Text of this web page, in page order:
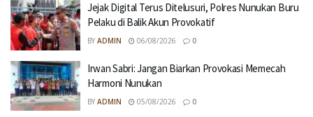
Jejak Digital Terus Ditelusuri, Polres Nunukan Buru
Pelaku di Balik Akun Provokatif
BY ADMIN 06/08/2026 0
Irwan Sabri: Jangan Biarkan Provokasi Memecah
Harmoni Nunukan
BY ADMIN 05/08/2026 0